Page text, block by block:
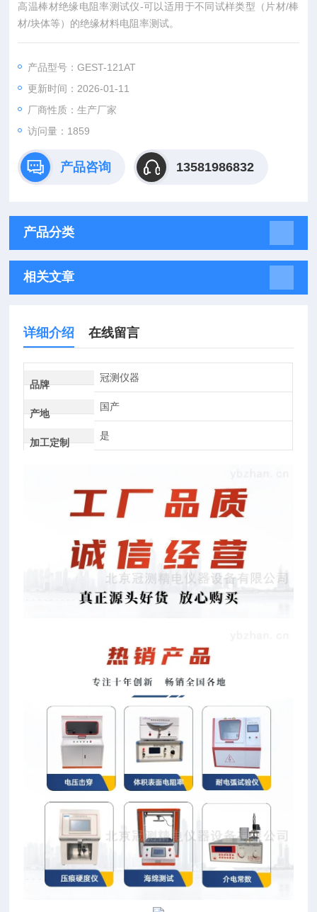
高温棒材绝缘电阻率测试仪-可以适用于不同试样类型（片材/棒
材/块体等）的绝缘材料电阻率测试。
产品型号：GEST-121AT
更新时间：2026-01-11
厂商性质：生产厂家
访问量：1859
产品咨询 13581986832
产品分类
相关文章
详细介绍 在线留言
品牌
冠测仪器
产地
国产
加工定制
是